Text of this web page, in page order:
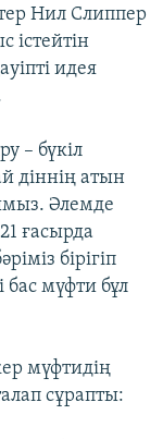
Нил Слиппер
істейтін
идея
– бүкіл
діннің атын
Әлемде
ғасырда
бірігіп
бас мүфти бұл
мүфтидің
сұрапты: